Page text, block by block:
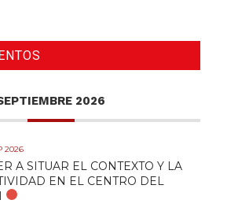
2026
2026
A SITUAR EL CONTEXTO Y LA
EN EL CENTRO DEL